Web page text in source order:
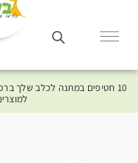
10 חטיפים במתנה לכלב שלך